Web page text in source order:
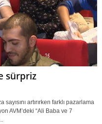
sürpriz
artırırken farklı pazarlama
AVM’deki “Ali Baba ve 7